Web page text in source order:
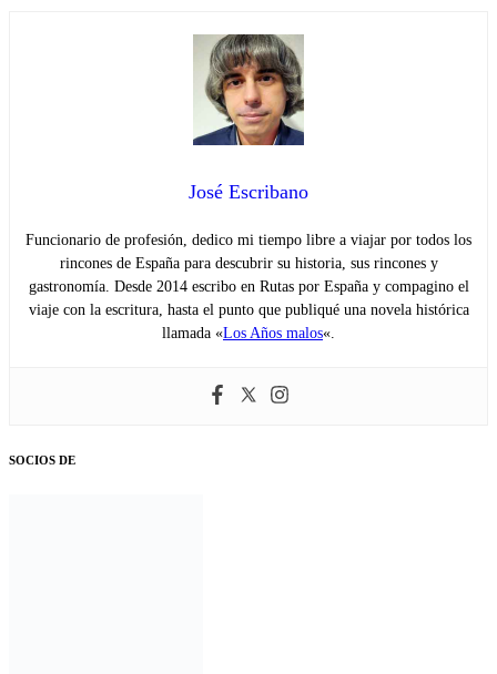
José Escribano
Funcionario de profesión, dedico mi tiempo libre a viajar por todos los
rincones de España para descubrir su historia, sus rincones y
gastronomía. Desde 2014 escribo en Rutas por España y compagino el
viaje con la escritura, hasta el punto que publiqué una novela histórica
llamada «Los Años malos«.
SOCIOS DE